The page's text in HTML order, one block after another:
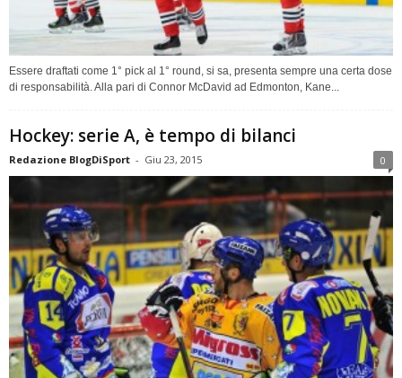
Essere draftati come 1° pick al 1° round, si sa, presenta sempre una certa dose
di responsabilità. Alla pari di Connor McDavid ad Edmonton, Kane...
Hockey: serie A, è tempo di bilanci
Redazione BlogDiSport - Giu 23, 2015 0